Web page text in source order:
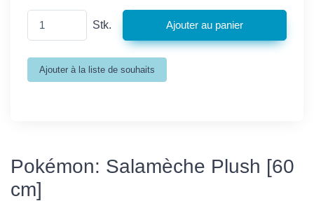
Stk.
Pokémon: Salamèche Plush [60
cm]